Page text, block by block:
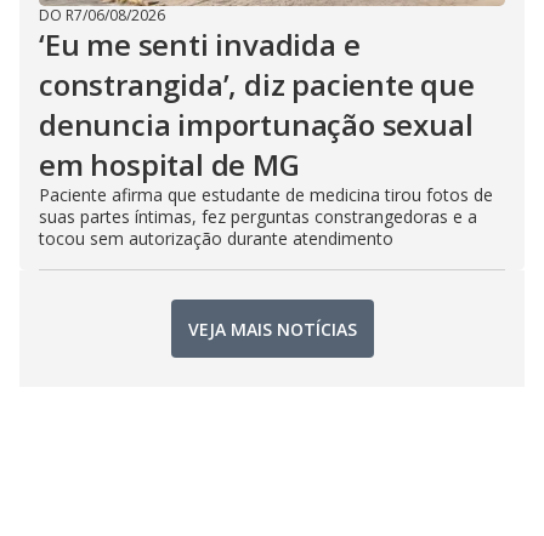
DO R7/06/08/2026
‘Eu me senti invadida e
constrangida’, diz paciente que
denuncia importunação sexual
em hospital de MG
Paciente afirma que estudante de medicina tirou fotos de
suas partes íntimas, fez perguntas constrangedoras e a
tocou sem autorização durante atendimento
VEJA MAIS NOTÍCIAS